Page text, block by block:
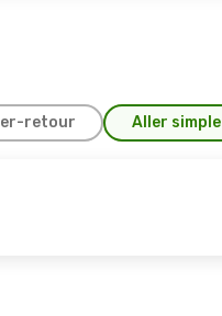
retour Aller simple